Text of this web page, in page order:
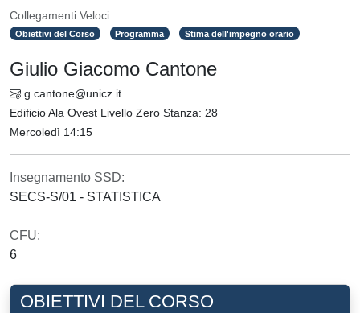
Collegamenti Veloci:
Obiettivi del Corso Programma Stima dell'impegno orario
Giulio Giacomo Cantone
g.cantone@unicz.it
Edificio Ala Ovest Livello Zero Stanza: 28
Mercoledì 14:15
Insegnamento SSD:
SECS-S/01 - STATISTICA
CFU:
6
OBIETTIVI DEL CORSO